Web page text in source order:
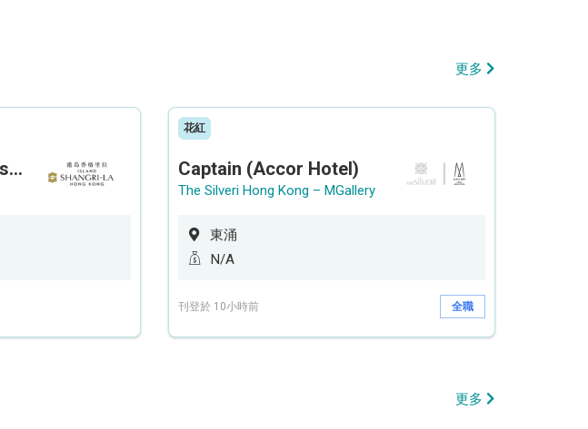
更多
Security Manager / Assistant Security Manager
花紅
Captain (Accor Hotel)
The Silveri Hong Kong – MGallery
東涌
N/A
刊登於 10小時前 全職
更多